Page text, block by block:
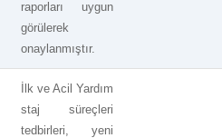
raporları uygun
görülerek
onaylanmıştır.
İlk ve Acil Yardım
staj süreçleri
tedbirleri, yeni